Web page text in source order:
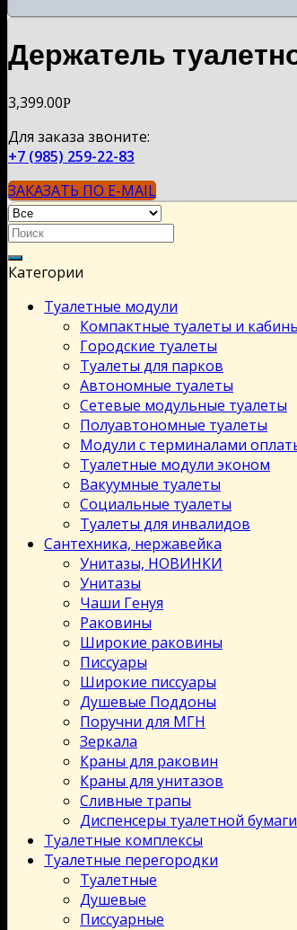
Держатель
3,399.00Р
Для заказа звоните:
+7 (985) 259-22-83
ЗАКАЗАТЬ ПО E-MAIL
Категории
Туалетные модули
Компактные туалеты и
Городские туалеты
Туалеты для парков
Автономные туалеты
Сетевые модульные туалеты
Полуавтономные туалеты
Модули с терминалами
Туалетные модули эконом
Вакуумные туалеты
Социальные туалеты
Туалеты для инвалидов
Сантехника, нержавейка
Унитазы, НОВИНКИ
Унитазы
Чаши Генуя
Раковины
Широкие раковины
Писсуары
Широкие писсуары
Душевые Поддоны
Поручни для МГН
Зеркала
Краны для раковин
Краны для унитазов
Сливные трапы
Диспенсеры туалетной бумаги
Туалетные комплексы
Туалетные перегородки
Туалетные
Душевые
Писсуарные